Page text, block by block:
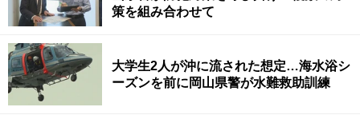
策を組み合わせて
大学生2人が沖に流された想定…海水浴シ
ーズンを前に岡山県警が水難救助訓練